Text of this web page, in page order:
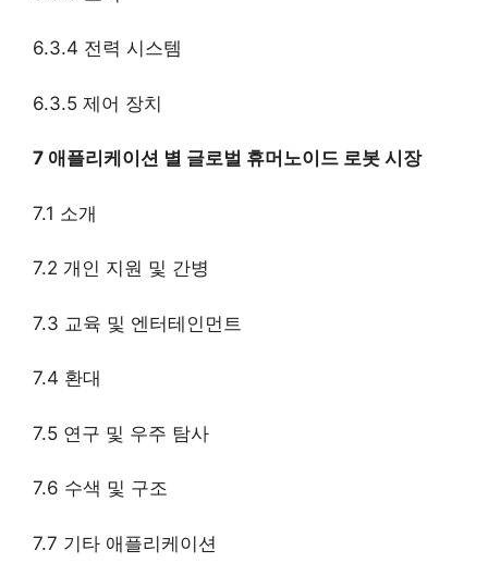
6.3.4 전력 시스템
6.3.5 제어 장치
7 애플리케이션 별 글로벌 휴머노이드 로봇 시장
7.1 소개
7.2 개인 지원 및 간병
7.3 교육 및 엔터테인먼트
7.4 환대
7.5 연구 및 우주 탐사
7.6 수색 및 구조
7.7 기타 애플리케이션